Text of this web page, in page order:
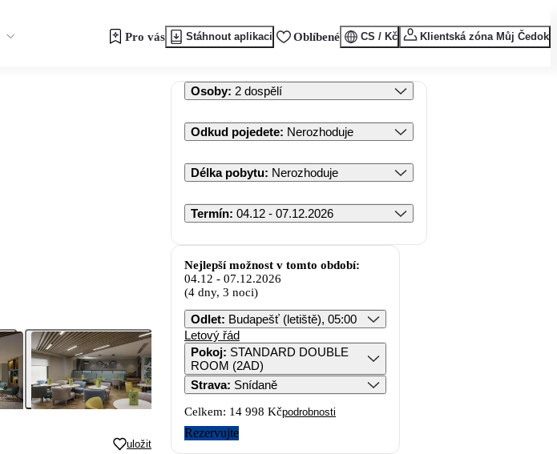
Pro vás Stáhnout aplikaci Oblíbené CS / Kč Klientská zóna Můj Čedok
uložit
Osoby: 2 dospělí
Odkud pojedete: Nerozhoduje
Délka pobytu: Nerozhoduje
Termín: 04.12 - 07.12.2026
Nejlepší možnost v tomto období:
04.12 - 07.12.2026
(4 dny, 3 noci)
Odlet: Budapešť (letiště), 05:00
Letový řád
Pokoj: STANDARD DOUBLE
ROOM (2AD)
Strava: Snídaně
Celkem: 14 998 Kčpodrobnosti
Rezervujte